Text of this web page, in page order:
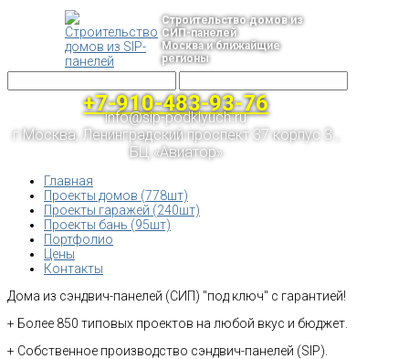
Строительство домов из
СИП-панелей
Москва и ближайщие
регионы
+7-910-483-93-76
info@sip-podklyuch.ru
г.Москва, Ленинградский проспект 37 корпус 3 ,
БЦ «Авиатор»
Главная
Проекты домов (778шт)
Проекты гаражей (240шт)
Проекты бань (95шт)
Портфолио
Цены
Контакты
Дома из сэндвич-панелей (СИП) "под ключ" с гарантией!
+ Более 850 типовых проектов на любой вкус и бюджет.
+ Собственное производство сэндвич-панелей (SIP).